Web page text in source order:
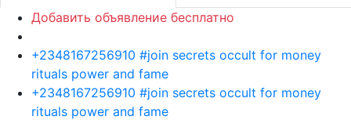
Добавить объявление бесплатно
+2348167256910 #join secrets occult for money
rituals power and fame
+2348167256910 #join secrets occult for money
rituals power and fame